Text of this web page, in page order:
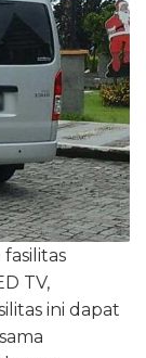
TV,
ini dapat